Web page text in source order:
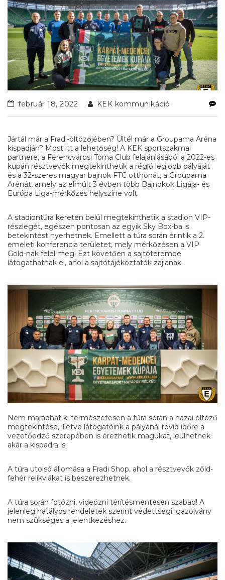
február 18, 2022 KEK kommunikáció
Jártál már a Fradi-öltözőjében? Ültél már a Groupama Aréna
kispadján? Most itt a lehetőség! A KEK sportszakmai
partnere, a Ferencvárosi Torna Club felajánlásából a 2022-es
kupán résztvevők megtekinthetik a régió legjobb pályáját
és a 32-szeres magyar bajnok FTC otthonát, a Groupama
Arénát, amely az elmúlt 3 évben több Bajnokok Ligája- és
Európa Liga-mérkőzés helyszíne volt.
A stadiontúra keretén belül megtekinthetik a stadion VIP-
részlegét, egészen pontosan az egyik Sky Box-ba is
betekintést nyerhetnek. Emellett a túra során érintik a 2.
emeleti konferencia területet, mely mérkőzésen a VIP
Gold-nak felel meg. Ezt követően a sajtóterembe
látogathatnak el, ahol a sajtótájékoztatók zajlanak.
Nem maradhat ki természetesen a túra során a hazai öltöző
megtekintése, illetve látogatóink a pályánál rövid időre a
vezetőedző szerepében is érezhetik magukat, leülhetnek
akár a kispadra is.
A túra utolsó állomása a Fradi Shop, ahol a résztvevők zöld-
fehér relikviákat is beszerezhetnek.
A túra során fotózni, videózni térítésmentesen szabad! A
jelenleg hatályos rendeletek szerint védettségi igazolvány
nem szükséges a jelentkezéshez.